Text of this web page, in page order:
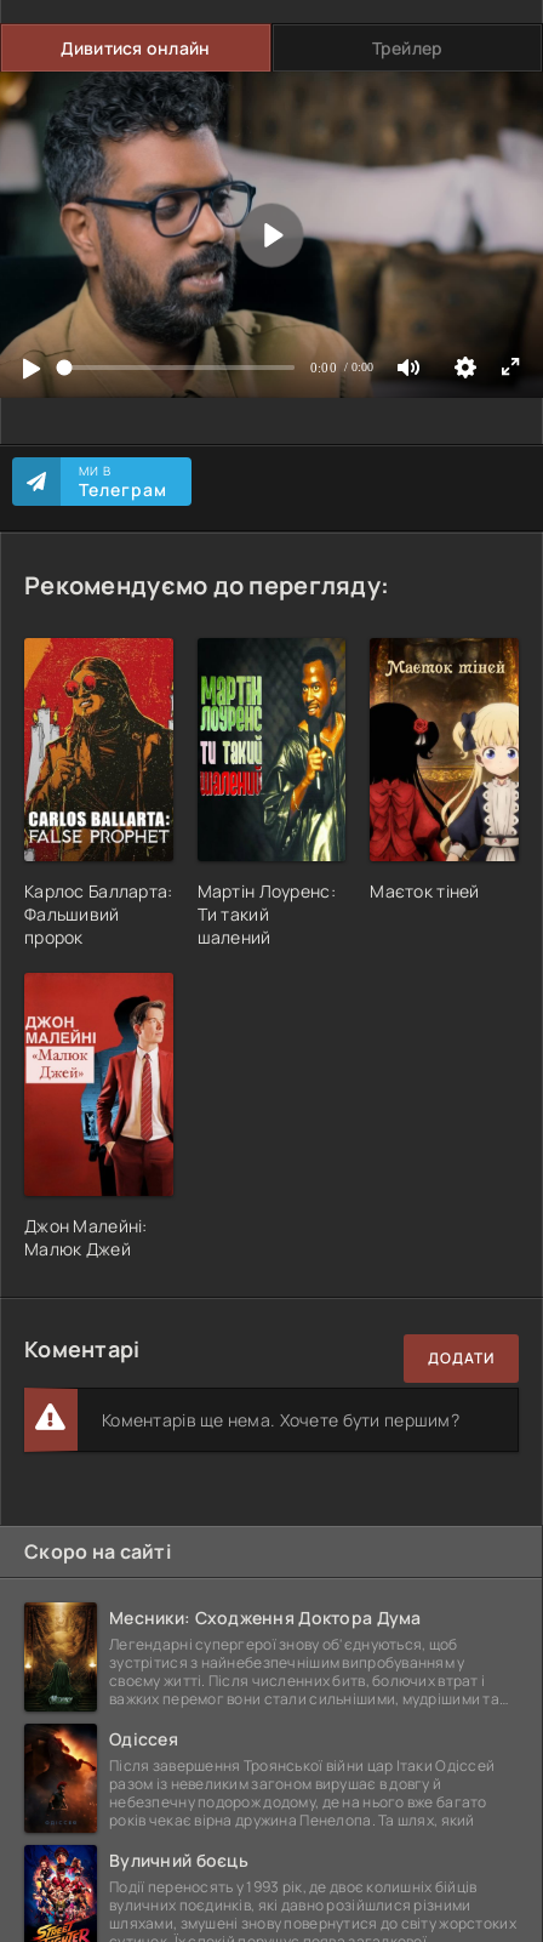
Дивитися онлайн Трейлер
МИ В
Телеграм
Рекомендуємо до перегляду:
Карлос Балларта:
Фальшивий
пророк
Мартін Лоуренс:
Ти такий
шалений
Маєток тіней
Джон Малейні:
Малюк Джей
Коментарі ДОДАТИ
Коментарів ще нема. Хочете бути першим?
Скоро на сайті
Месники: Сходження Доктора Дума
Легендарні супергерої знову об'єднуються, щоб
зустрітися з найнебезпечнішим випробуванням у
своєму житті. Після численних битв, болючих втрат і
важких перемог вони стали сильнішими, мудрішими та
Одіссея
Після завершення Троянської війни цар Ітаки Одіссей
разом із невеликим загоном вирушає в довгу й
небезпечну подорож додому, де на нього вже багато
років чекає вірна дружина Пенелопа. Та шлях, який
Вуличний боєць
Події переносять у 1993 рік, де двоє колишніх бійців
вуличних поєдинків, які давно розійшлися різними
шляхами, змушені знову повернутися до світу жорстоких